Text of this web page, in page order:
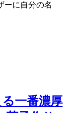
ーに自分の名
一番濃厚